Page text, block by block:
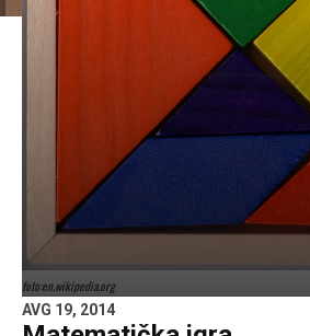
foto:en.wikipedia.org
AVG 19, 2014